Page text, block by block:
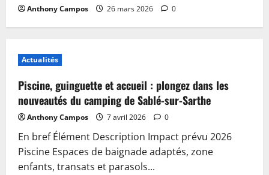
Anthony Campos 26 mars 2026 0
Actualités
Piscine, guinguette et accueil : plongez dans les
nouveautés du camping de Sablé-sur-Sarthe
Anthony Campos 7 avril 2026 0
En bref Élément Description Impact prévu 2026
Piscine Espaces de baignade adaptés, zone
enfants, transats et parasols...